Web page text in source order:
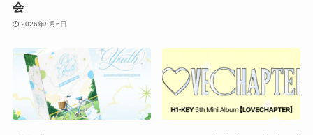
会
2026年8月6日